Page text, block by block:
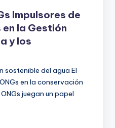
Impulsores de
la Gestión
y los
sostenible del agua El
en la conservación
juegan un papel